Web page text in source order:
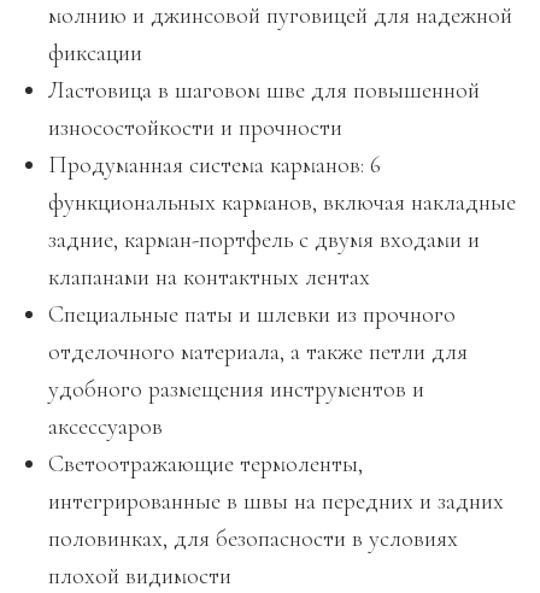
молнию и джинсовой пуговицей для надежной
фиксации
Ластовица в шаговом шве для повышенной
износостойкости и прочности
Продуманная система карманов: 6
функциональных карманов, включая накладные
задние, карман-портфель с двумя входами и
клапанами на контактных лентах
Специальные паты и шлевки из прочного
отделочного материала, а также петли для
удобного размещения инструментов и
аксессуаров
Светоотражающие термоленты,
интегрированные в швы на передних и задних
половинках, для безопасности в условиях
плохой видимости